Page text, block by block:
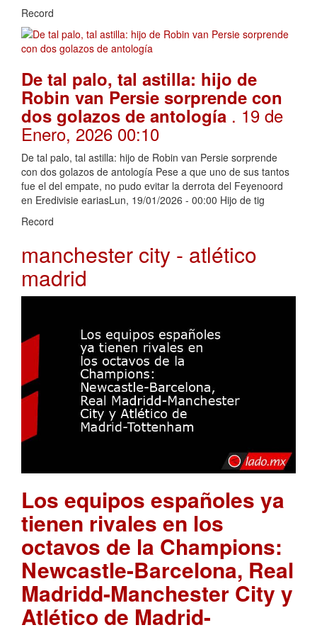
Record
De tal palo, tal astilla: hijo de
Robin van Persie sorprende con
dos golazos de antología . 19 de
Enero, 2026 00:10
De tal palo, tal astilla: hijo de Robin van Persie sorprende
con dos golazos de antología Pese a que uno de sus tantos
fue el del empate, no pudo evitar la derrota del Feyenoord
en Eredivisie eariasLun, 19/01/2026 - 00:00 Hijo de tig
Record
manchester city - atlético
madrid
Los equipos españoles ya
tienen rivales en los
octavos de la Champions:
Newcastle-Barcelona, Real
Madridd-Manchester City y
Atlético de Madrid-